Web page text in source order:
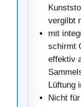
vergilbt
mit
schirmt
effektiv
Lüftung
Nicht